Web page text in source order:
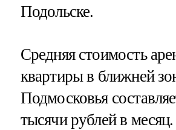
Подольске.
Средняя стоимость
квартиры в ближней
Подмосковья
тысячи рублей в месяц.